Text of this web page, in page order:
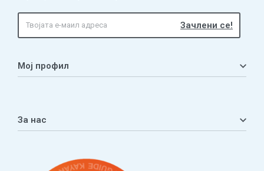
Мој профил
Листа на желби
За нас